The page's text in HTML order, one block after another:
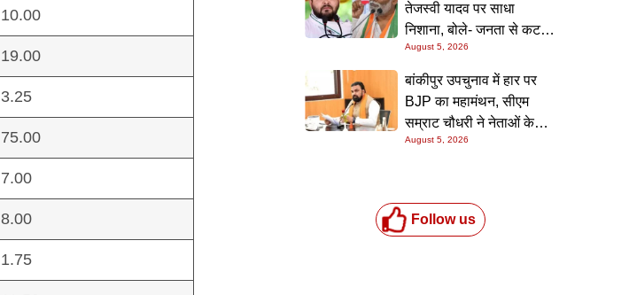
10.00
19.00
3.25
75.00
7.00
8.00
1.75
तेजस्वी यादव पर साधा
निशाना, बोले- जनता से कट
चुके हैं आरजेडी के बड़े नेता
August 5, 2026
बांकीपुर उपचुनाव में हार पर
BJP का महामंथन, सीएम
सम्राट चौधरी ने नेताओं के
साथ की आपात बैठक
August 5, 2026
Follow us